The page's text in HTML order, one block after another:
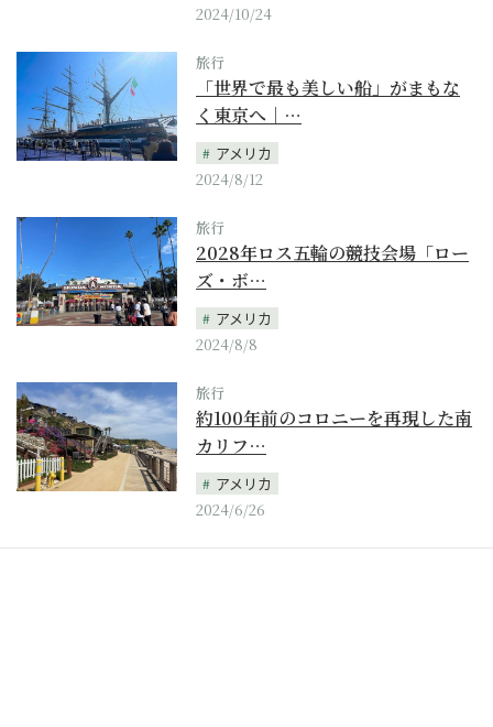
2024/10/24
旅行
「世界で最も美しい船」がまもな
く東京へ｜…
アメリカ
2024/8/12
旅行
2028年ロス五輪の競技会場「ロー
ズ・ボ…
アメリカ
2024/8/8
旅行
約100年前のコロニーを再現した南
カリフ…
アメリカ
2024/6/26